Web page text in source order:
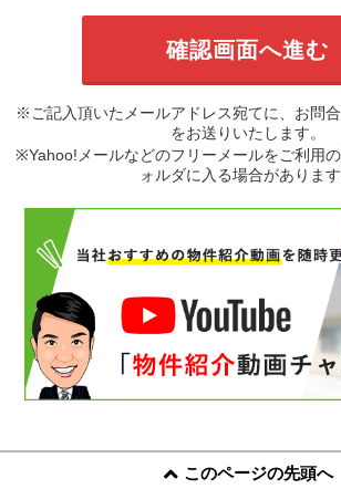
※ご記入頂いたメールアドレス宛てに、お問
をお送りいたします。
※Yahoo!メールなどのフリーメールをご利用
ォルダに入る場合があります
このページの先頭へ